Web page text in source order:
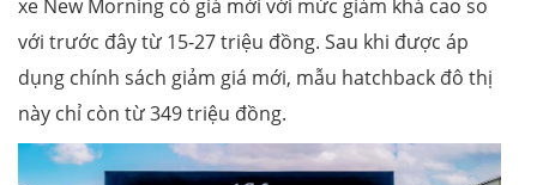
xe New Morning có giá mới với mức giảm khá cao so
với trước đây từ 15-27 triệu đồng. Sau khi được áp
dụng chính sách giảm giá mới, mẫu hatchback đô thị
này chỉ còn từ 349 triệu đồng.